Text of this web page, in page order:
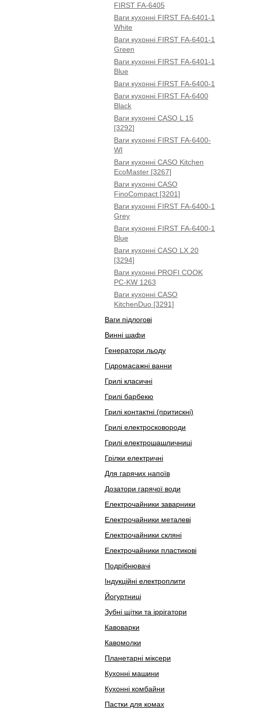
FIRST FA-6405
Ваги кухонні FIRST FA-6401-1
White
Ваги кухонні FIRST FA-6401-1
Green
Ваги кухонні FIRST FA-6401-1
Blue
Ваги кухонні FIRST FA-6400-1
Ваги кухонні FIRST FA-6400
Black
Ваги кухонні CASO L 15
[3292]
Ваги кухонні FIRST FA-6400-
WI
Ваги кухонні CASO Kitchen
EcoMaster [3267]
Ваги кухонні CASO
FinoCompact [3201]
Ваги кухонні FIRST FA-6400-1
Grey
Ваги кухонні FIRST FA-6400-1
Blue
Ваги кухонні CASO LX 20
[3294]
Ваги кухонні PROFI COOK
PC-KW 1263
Ваги кухонні CASO
KitchenDuo [3291]
Ваги підлогові
Винні шафи
Генератори льоду
Гідромасажні ванни
Грилі класичні
Грилі барбекю
Грилі контактні (притискні)
Грилі електросковороди
Грилі електрошашличниці
Грілки електричні
Для гарячих напоїв
Дозатори гарячої води
Електрочайники заварники
Електрочайники металеві
Електрочайники скляні
Електрочайники пластикові
Подрібнювачі
Індукційні електроплити
Йогуртниці
Зубні щітки та іррігатори
Кавоварки
Кавомолки
Планетарні міксери
Кухонні машини
Кухонні комбайни
Пастки для комах